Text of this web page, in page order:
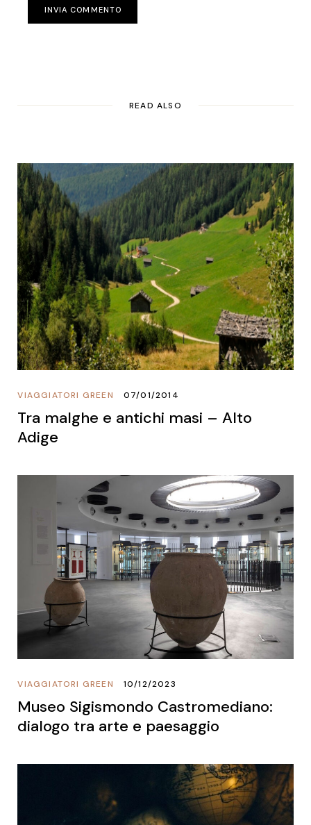
INVIA COMMENTO
READ ALSO
VIAGGIATORI GREEN 07/01/2014
Tra malghe e antichi masi – Alto
Adige
VIAGGIATORI GREEN 10/12/2023
Museo Sigismondo Castromediano:
dialogo tra arte e paesaggio